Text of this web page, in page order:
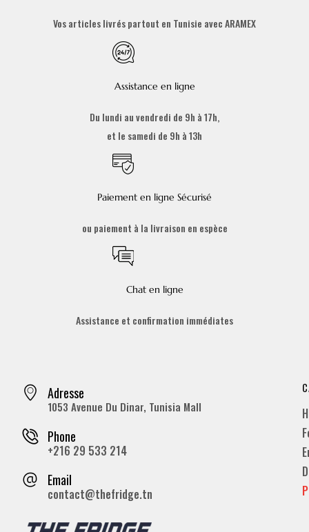
Vos articles livrés partout en Tunisie avec ARAMEX
Assistance en ligne
Du lundi au vendredi de 9h à 17h,
et le samedi de 9h à 13h
Paiement en ligne Sécurisé
ou paiement à la livraison en espèce
Chat en ligne
Assistance et confirmation immédiates
Adresse
1053 Avenue Du Dinar, Tunisia Mall
Phone
+216 29 533 214
Email
contact@thefridge.tn